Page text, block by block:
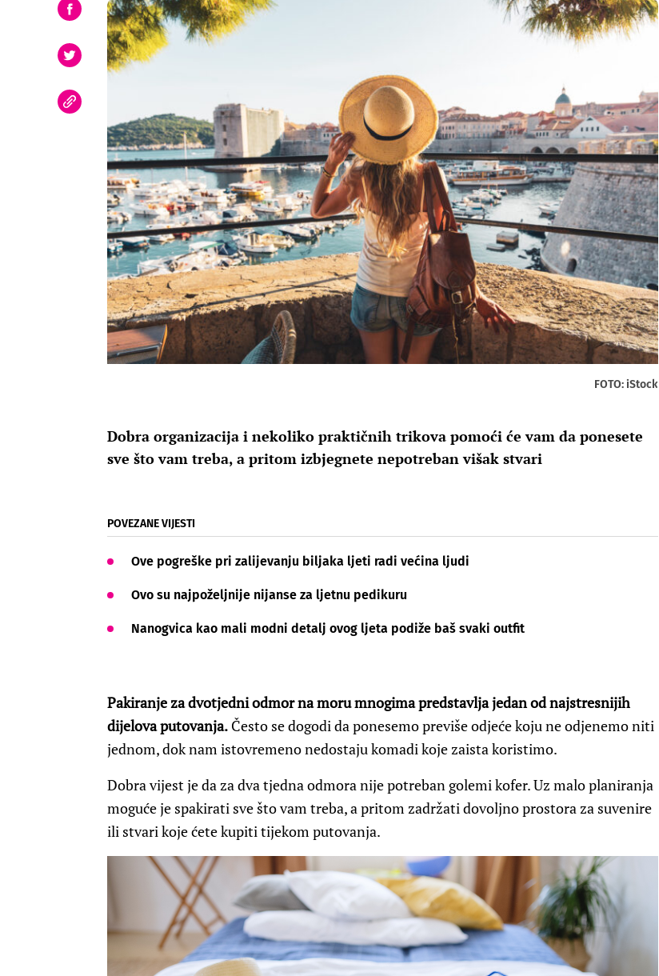
FOTO: iStock
Dobra organizacija i nekoliko praktičnih trikova pomoći će vam da ponesete
sve što vam treba, a pritom izbjegnete nepotreban višak stvari
POVEZANE VIJESTI
Ove pogreške pri zalijevanju biljaka ljeti radi većina ljudi
Ovo su najpoželjnije nijanse za ljetnu pedikuru
Nanogvica kao mali modni detalj ovog ljeta podiže baš svaki outfit
Pakiranje za dvotjedni odmor na moru mnogima predstavlja jedan od najstresnijih
dijelova putovanja. Često se dogodi da ponesemo previše odjeće koju ne odjenemo niti
jednom, dok nam istovremeno nedostaju komadi koje zaista koristimo.
Dobra vijest je da za dva tjedna odmora nije potreban golemi kofer. Uz malo planiranja
moguće je spakirati sve što vam treba, a pritom zadržati dovoljno prostora za suvenire
ili stvari koje ćete kupiti tijekom putovanja.